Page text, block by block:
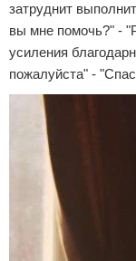
затруднит
вы мне помочь?" -
усиления
пожалуйста" -